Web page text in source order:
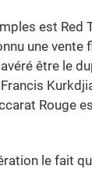
est Red
une vente
être le
Rouge
le fait